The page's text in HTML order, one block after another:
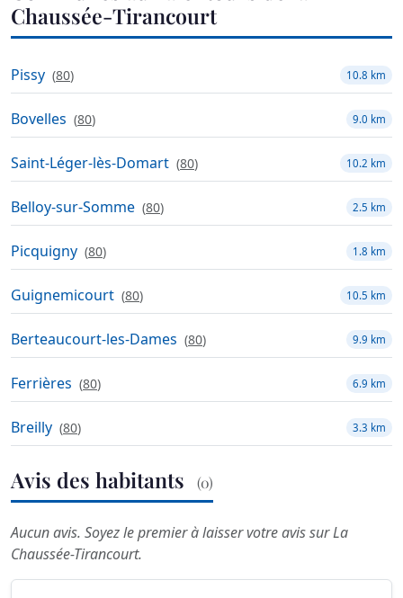
Chaussée-Tirancourt
Pissy (80) 10.8 km
Bovelles (80) 9.0 km
Saint-Léger-lès-Domart (80) 10.2 km
Belloy-sur-Somme (80) 2.5 km
Picquigny (80) 1.8 km
Guignemicourt (80) 10.5 km
Berteaucourt-les-Dames (80) 9.9 km
Ferrières (80) 6.9 km
Breilly (80) 3.3 km
Avis des habitants (0)
Aucun avis. Soyez le premier à laisser votre avis sur La
Chaussée-Tirancourt.